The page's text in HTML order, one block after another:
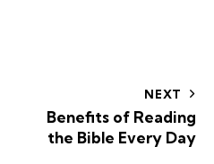
NEXT
Benefits of Reading
the Bible Every Day